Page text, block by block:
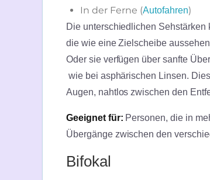
In der Ferne (Autofahren)
Die unterschiedlichen
die wie eine Zielscheibe
Oder sie verfügen über sanfte
wie bei asphärischen Linsen.
Augen, nahtlos zwischen den
Geeignet für: Personen, die in
Übergänge zwischen den
Bifokal